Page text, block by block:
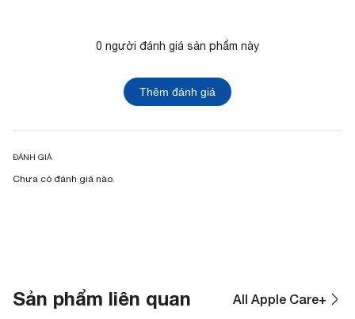
0 người đánh giá sản phẩm này
Thêm đánh giá
ĐÁNH GIÁ
Chưa có đánh giá nào.
Sản phẩm liên quan All Apple Care+